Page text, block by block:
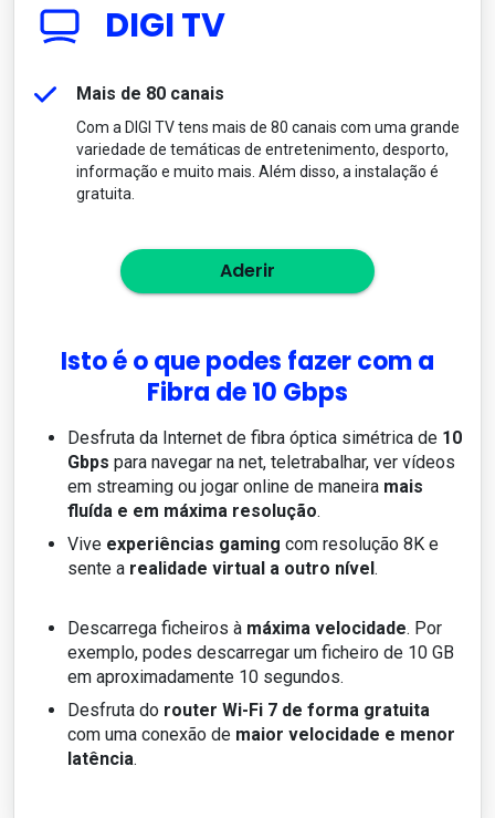
DIGI TV
Mais de 80 canais
Com a DIGI TV tens mais de 80 canais com uma grande
variedade de temáticas de entretenimento, desporto,
informação e muito mais. Além disso, a instalação é
gratuita.
Aderir
Isto é o que podes fazer com a
Fibra de 10 Gbps
Desfruta da Internet de fibra óptica simétrica de 10
Gbps para navegar na net, teletrabalhar, ver vídeos
em streaming ou jogar online de maneira mais
fluída e em máxima resolução.
Vive experiências gaming com resolução 8K e
sente a realidade virtual a outro nível.
Descarrega ficheiros à máxima velocidade. Por
exemplo, podes descarregar um ficheiro de 10 GB
em aproximadamente 10 segundos.
Desfruta do router Wi-Fi 7 de forma gratuita
com uma conexão de maior velocidade e menor
latência.